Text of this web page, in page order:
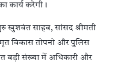
कार्य करेगी।
गुरु खुशवंत साहब, सांसद श्रीमती
विकास तोपनो और पुलिस
बड़ी संख्या में अधिकारी और